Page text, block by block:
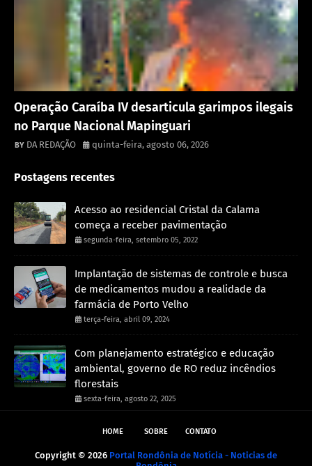
Operação Caraíba IV desarticula garimpos ilegais
no Parque Nacional Mapinguari
DA REDAÇÃO quinta-feira, agosto 06, 2026
Postagens recentes
Acesso ao residencial Cristal da Calama
começa a receber pavimentação
segunda-feira, setembro 05, 2022
Implantação de sistemas de controle e busca
de medicamentos mudou a realidade da
farmácia de Porto Velho
terça-feira, abril 09, 2024
Com planejamento estratégico e educação
ambiental, governo de RO reduz incêndios
florestais
sexta-feira, agosto 22, 2025
HOME SOBRE CONTATO
Copyright © 2026 Portal Rondônia de Notícia - Noticias de